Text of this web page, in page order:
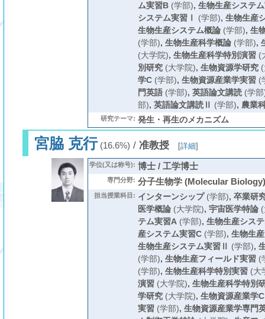
ム実習B(学部), 生物生産システ
システム実習Ⅰ
(学部), 生物生産
生物生産システム概論(学部), 生
(学部), 生物生産科学概論(学部),
(大学院), 生物生産科学特別演習(
別研究(大学院), 生物資源学研究(
学C(学部), 生物資源産業学実習(
門英語(学部), 英語論文講読(学部
部), 英語論文講読Ⅱ (学部), 農業
研究テーマ: 発生・再生のメカニズム
宮脇 克行(16.6%) / 准教授 [詳細]
学位(又は称号): 博士 / 工学博士
専門分野: 分子生物学 (Molecular Biology)
担当授業科目: インターンシップ(学部), 卒業研
医学概論(大学院), 宇宙医学特論(
テム実習A(学部), 生物生産シス
産システム実習C(学部), 生物生
生物生産システム実習Ⅱ (学部),
(学部), 生物生産フィールド実習(
(学部), 生物生産科学特別実習(大
演習(大学院), 生物生産科学特別
学研究(大学院), 生物資源産業学C
実習(学部), 生物資源産業学専門